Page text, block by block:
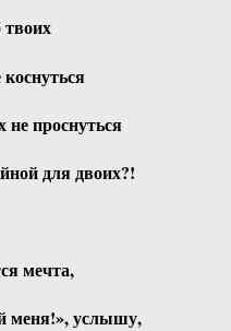
не проснуться
для двоих?!
мечта,
меня!», услышу,